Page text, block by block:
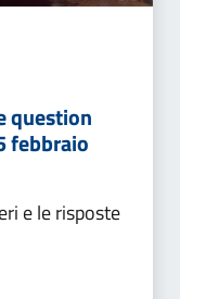
question
febbraio
e le risposte